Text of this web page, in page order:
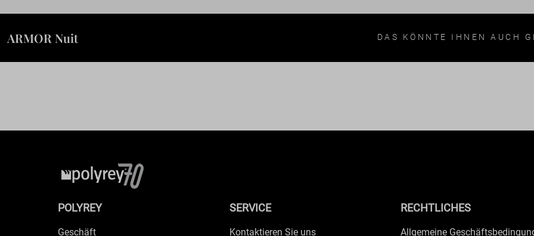
ARMOR Nuit DAS KÖNNTE IHNEN AUCH
POLYREY
Geschäft
SERVICE
Kontaktieren Sie uns
RECHTLICHES
Allgemeine